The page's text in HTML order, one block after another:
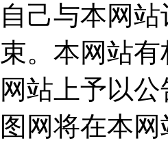
己与本网
。本网站
站上予以
网将在本